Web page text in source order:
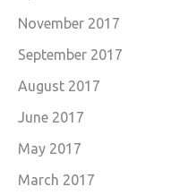
November 2017
September 2017
August 2017
June 2017
May 2017
March 2017